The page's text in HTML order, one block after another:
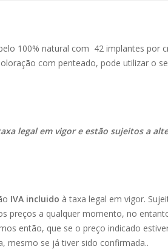
100% natural com 42 implantes por
com penteado, pode utilizar o
legal em vigor e estão sujeitos a
IVA incluido à taxa legal em vigor.
preços a qualquer momento, no
então, que se o preço indicado
mesmo se já tiver sido confirmada..